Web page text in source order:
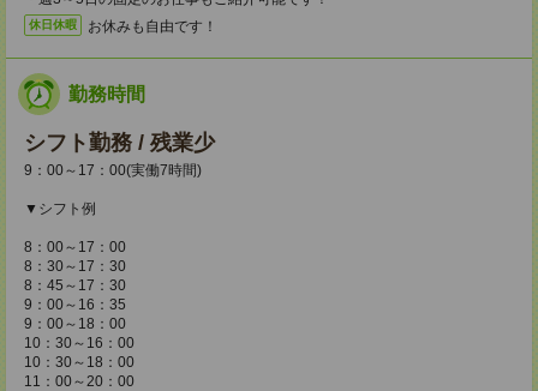
休日休暇 お休みも自由です！
勤務時間
シフト勤務 / 残業少
9：00～17：00(実働7時間)
▼シフト例
8：00～17：00
8：30～17：30
8：45～17：30
9：00～16：35
9：00～18：00
10：30～16：00
10：30～18：00
11：00～20：00